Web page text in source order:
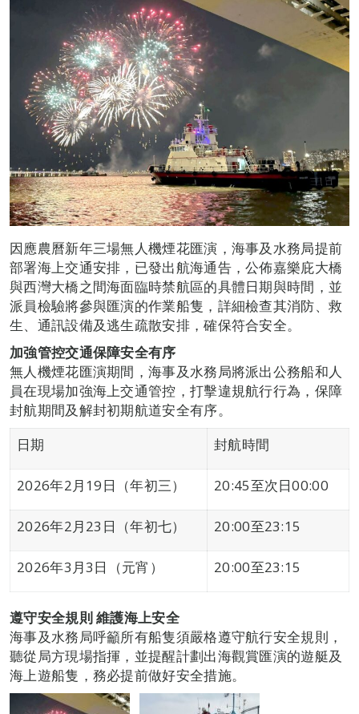
因應農曆新年三場無人機煙花匯演，海事及水務局提前
部署海上交通安排，已發出航海通告，公佈嘉樂庇大橋
與西灣大橋之間海面臨時禁航區的具體日期與時間，並
派員檢驗將參與匯演的作業船隻，詳細檢查其消防、救
生、通訊設備及逃生疏散安排，確保符合安全。
加強管控交通保障安全有序
無人機煙花匯演期間，海事及水務局將派出公務船和人
員在現場加強海上交通管控，打擊違規航行行為，保障
封航期間及解封初期航道安全有序。
日期
封航時間
2026年2月19日（年初三） 20:45至次日00:00
2026年2月23日（年初七） 20:00至23:15
2026年3月3日（元宵） 20:00至23:15
遵守安全規則維護海上安全
海事及水務局呼籲所有船隻須嚴格遵守航行安全規則，
聽從局方現場指揮，並提醒計劃出海觀賞匯演的遊艇及
海上遊船隻，務必提前做好安全措施。